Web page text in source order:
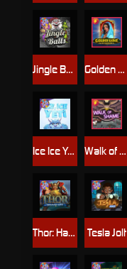
Golden Genie And The Walking Wilds
Tesla Jolt
Jingle Balls
Walk of Shame
Thor: Hammer Time
Ice Ice Yeti